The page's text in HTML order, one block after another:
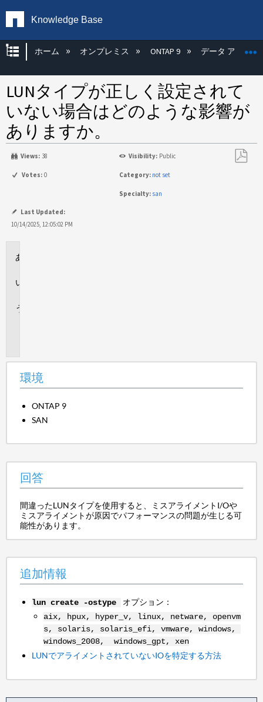
Knowledge Base
グローバル階層を展開/折りたたむ
ホーム オンプレミス ONTAP 9 データ アクセス
LUNタイプが正しく設定されて
いない場合はどのような影響が
ありますか。
Views: 38 Visibility: Public
Votes: 0 Category: not set
Specialty: san
Last Updated:
10/14/2025, 12:05:02 PM
環境
ONTAP 9
SAN
回答
間違ったLUNタイプを使用すると、ミスアライメントI/Oや
ミスアライメントが原因でパフォーマンスの問題が生じる可
能性があります。
追加情報
lun create -ostype オプション：
aix, hpux, hyper_v, linux, netware, openvm
s, solaris, solaris_efi, vmware, windows,
windows_2008, windows_gpt, xen
LUNでアライメントされていないIOを特定する方法